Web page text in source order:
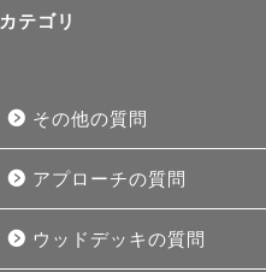
カテゴリ
その他の質問
アプローチの質問
ウッドデッキの質問